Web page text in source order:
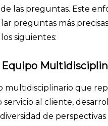
las preguntas. Este
preguntas más
siguientes:
Equipo
multidisciplinario que
servicio al cliente,
de